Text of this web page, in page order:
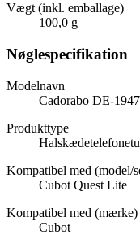
Vægt (inkl. emballage)
100,0 g
Nøglespecifikation
Modelnavn
Cadorabo DE-
Produkttype
Kompatibel med (model/
Cubot Quest Lite
Kompatibel med (mærke)
Cubot